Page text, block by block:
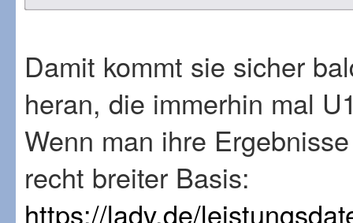
Damit kommt sie sicher
heran, die immerhin mal
Wenn man ihre
recht breiter Basis:
https://ladv.de/